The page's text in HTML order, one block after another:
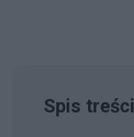
Spis treści